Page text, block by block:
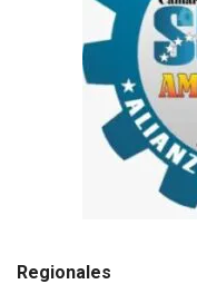
Regionales